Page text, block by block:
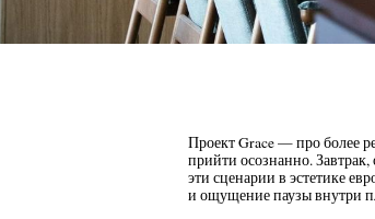
Проект Grace — про более
прийти осознанно.
эти сценарии в эстетике
и ощущение паузы внутри